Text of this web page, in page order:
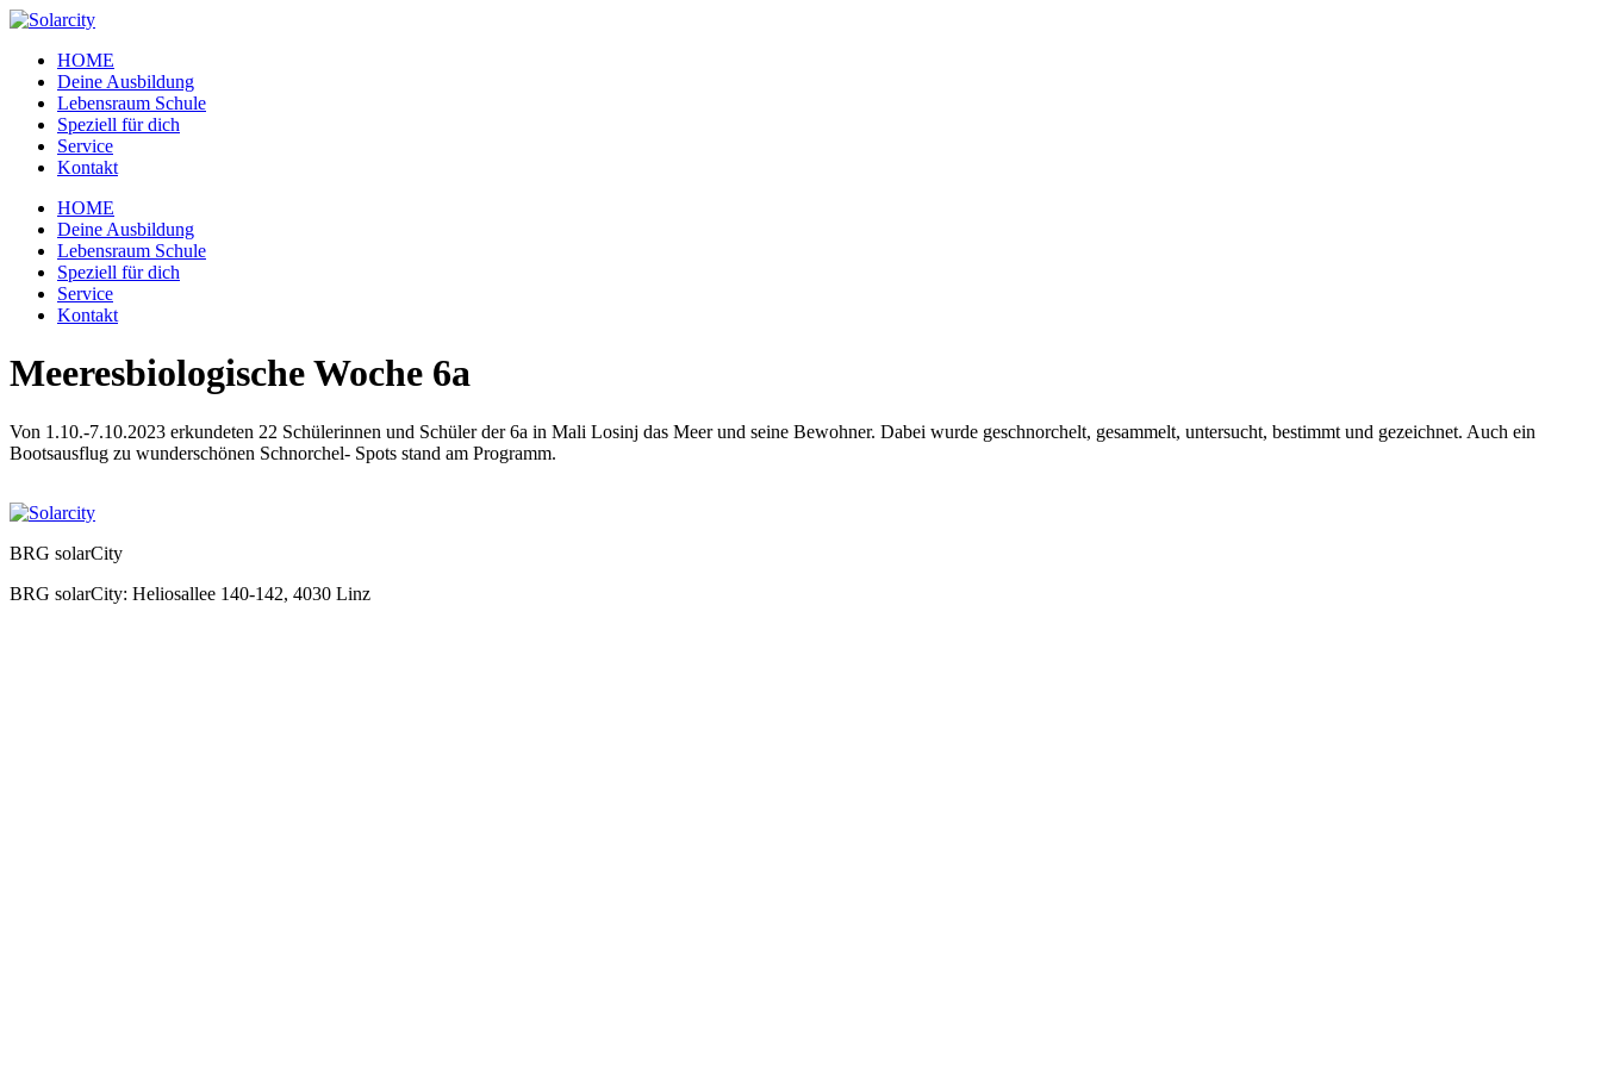
Zum
wechselnHOME
Deine Ausbildung
Lebensraum Schule
Speziell für dich
Service
Kontakt
Menü
HOME
Deine Ausbildung
Lebensraum Schule
Speziell für dich
Service
Kontakt
Meeresbiologische Woche 6a
Von 1.10.-7.10.2023 erkundeten 22 Schülerinnen und Schüler der 6a in Mali Losinj das Meer und seine Bewohner. Dabei wurde geschnorchelt, gesammelt, untersucht, bestimmt und gezeichnet. Auch ein
Bootsausflug zu wunderschönen Schnorchel- Spots stand am Programm.
BRG solarCity
BRG solarCity: Heliosallee 140-142, 4030 Linz